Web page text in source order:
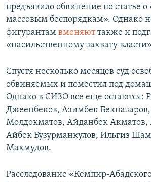
предъявило обвинение по статье о
массовым беспорядкам». Однако
фигурантам вменяюттакже и
«насильственному захвату
Спустя несколько месяцев суд
обвиняемых и поместил под
Однако в СИЗО все еще остаются:
Джеенбеков, Азимбек
Молдокматов, Айданбек Акматов,
Айбек Бузурманкулов, Ильгиз
Махмудов.
Расследование «Кемпир-